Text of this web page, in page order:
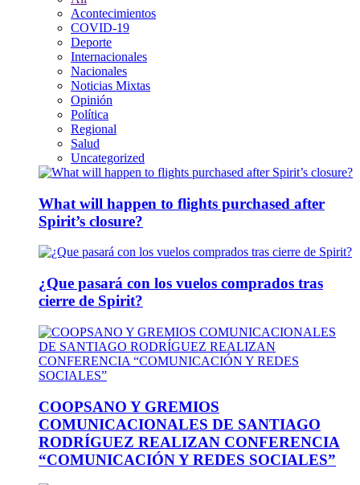
Acontecimientos
COVID-19
Deporte
Internacionales
Nacionales
Noticias Mixtas
Opinión
Política
Regional
Salud
Uncategorized
What will happen to flights purchased after
Spirit’s closure?
¿Que pasará con los vuelos comprados tras
cierre de Spirit?
COOPSANO Y GREMIOS
COMUNICACIONALES DE SANTIAGO
RODRÍGUEZ REALIZAN CONFERENCIA
“COMUNICACIÓN Y REDES SOCIALES”